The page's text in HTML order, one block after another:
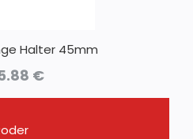
Halter 45mm
€